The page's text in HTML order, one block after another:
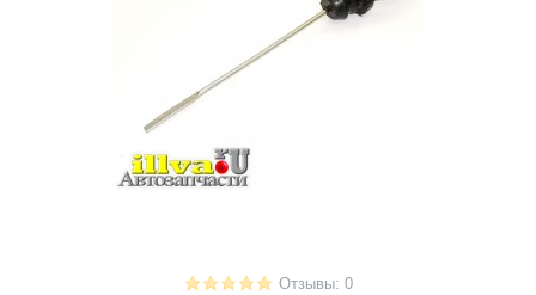
Отзывы: 0